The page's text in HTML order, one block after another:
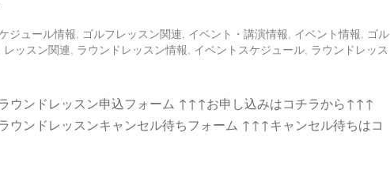
ジュール情報, ゴルフレッスン関連, イベント・講演情報, イベント情報, ゴル
レッスン関連, ラウンドレッスン情報, イベントスケジュール, ラウンドレッス
ウンドレッスン申込フォーム ↑↑↑お申し込みはコチラから↑↑↑
ウンドレッスンキャンセル待ちフォーム ↑↑↑キャンセル待ちはコ